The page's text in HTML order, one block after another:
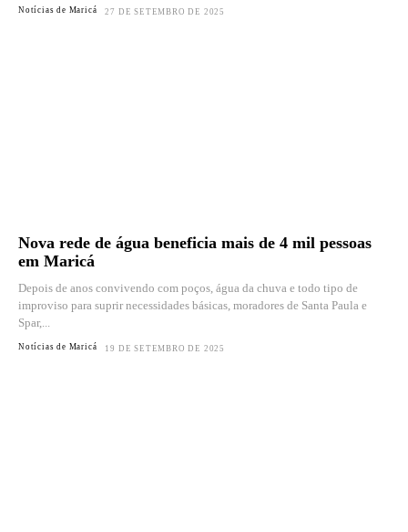
Notícias de Maricá 27 DE SETEMBRO DE 2025
Nova rede de água beneficia mais de 4 mil pessoas
em Maricá
Depois de anos convivendo com poços, água da chuva e todo tipo de
improviso para suprir necessidades básicas, moradores de Santa Paula e
Spar,...
Notícias de Maricá 19 DE SETEMBRO DE 2025